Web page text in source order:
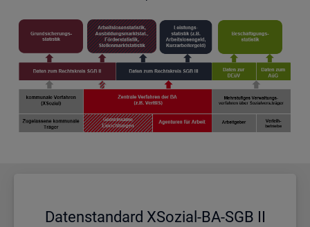
Da­ten­stan­dard XSo­zi­al-BA-SGB II